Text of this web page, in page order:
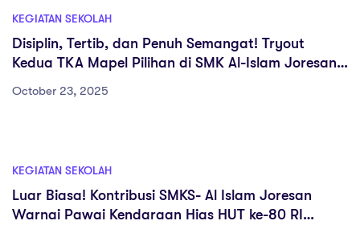
KEGIATAN SEKOLAH
Disiplin, Tertib, dan Penuh Semangat! Tryout
Kedua TKA Mapel Pilihan di SMK Al-Islam Joresan
October 23, 2025
KEGIATAN SEKOLAH
Luar Biasa! Kontribusi SMKS- Al Islam Joresan
Warnai Pawai Kendaraan Hias HUT ke-80 RI